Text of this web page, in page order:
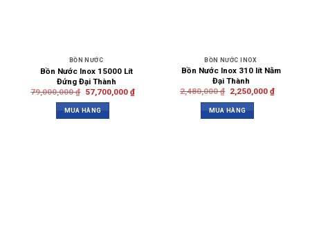
BỒN NƯỚC
Bồn Nước Inox 15000 Lít
Đứng Đại Thành
79,000,000₫ 57,700,000 ₫
MUA HÀNG
BỒN NƯỚC INOX
Bồn Nước Inox 310 lít Nằm
Đại Thành
2,480,000₫ 2,250,000 ₫
MUA HÀNG